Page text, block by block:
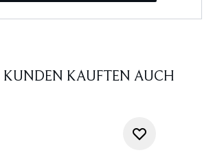
KUNDEN KAUFTEN AUCH